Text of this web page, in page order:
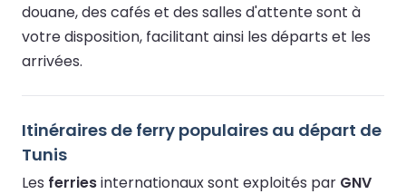
douane, des cafés et des salles d'attente sont à
votre disposition, facilitant ainsi les départs et les
arrivées.
Itinéraires de ferry populaires au départ de
Tunis
Les ferriesinternationaux sont exploités par GNV